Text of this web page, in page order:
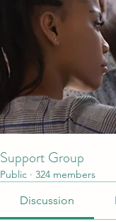
Support Group
Public · 324 members
Discussion